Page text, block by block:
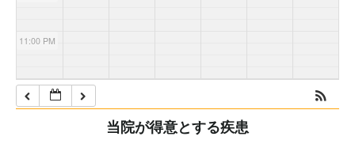
11:00 PM
当院が得意とする疾患